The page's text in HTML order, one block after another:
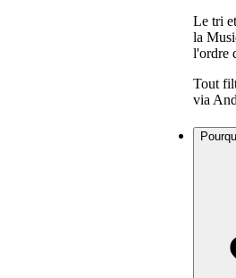
Le tri
la
l'ordre
Tout
via